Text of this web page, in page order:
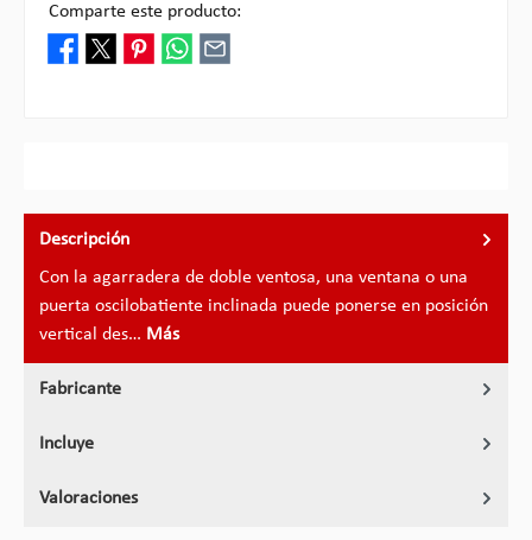
Comparte este producto:
Descripción
Con la agarradera de doble ventosa, una ventana o una
puerta oscilobatiente inclinada puede ponerse en posición
vertical des… Más
Fabricante
Incluye
Valoraciones